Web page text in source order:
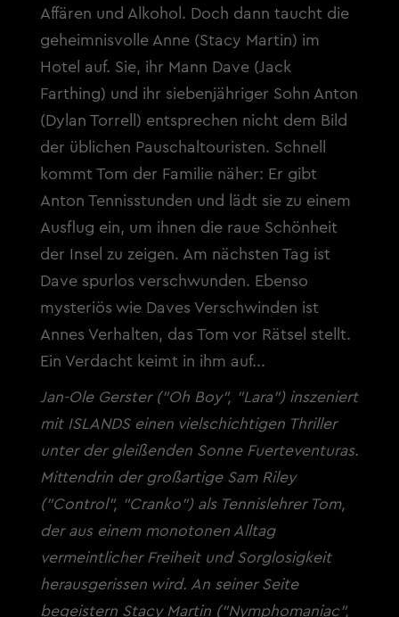
Affären und Alkohol. Doch dann taucht die
geheimnisvolle Anne (Stacy Martin) im
Hotel auf. Sie, ihr Mann Dave (Jack
Farthing) und ihr siebenjähriger Sohn Anton
(Dylan Torrell) entsprechen nicht dem Bild
der üblichen Pauschaltouristen. Schnell
kommt Tom der Familie näher: Er gibt
Anton Tennisstunden und lädt sie zu einem
Ausflug ein, um ihnen die raue Schönheit
der Insel zu zeigen. Am nächsten Tag ist
Dave spurlos verschwunden. Ebenso
mysteriös wie Daves Verschwinden ist
Annes Verhalten, das Tom vor Rätsel stellt.
Ein Verdacht keimt in ihm auf...
Jan-Ole Gerster ("Oh Boy", "Lara") inszeniert
mit ISLANDS einen vielschichtigen Thriller
unter der gleißenden Sonne Fuerteventuras.
Mittendrin der großartige Sam Riley
("Control", "Cranko") als Tennislehrer Tom,
der aus einem monotonen Alltag
vermeintlicher Freiheit und Sorglosigkeit
herausgerissen wird. An seiner Seite
begeistern Stacy Martin ("Nymphomaniac",